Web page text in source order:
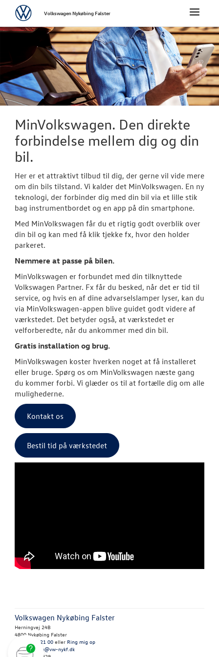
FORSIDE
NYE
NYE VAREBILER
BRUGTE BILER
VÆRKSTED
Hjulskifte
Koncepter og
Volkswagen
Kontrol af
Volkswagen
NYHEDER
Toggle
VolkswagenVolkswagen Nykøbing Falster
MinVolkswagen. Den direkte
forbindelse mellem dig og din
bil.
Her er et attraktivt tilbud til dig, der gerne vil vide mere
om din bils tilstand. Vi kalder det MinVolkswagen. En ny
teknologi, der forbinder dig med din bil via et lille stik
bag instrumentbordet og en app på din smartphone.
Med MinVolkswagen får du et rigtig godt overblik over
din bil og kan med få klik tjekke fx, hvor den holder
parkeret.
Nemmere at passe på bilen.
MinVolkswagen er forbundet med din tilknyttede
Volkswagen Partner. Fx får du besked, når det er tid til
service, og hvis en af dine advarselslamper lyser, kan du
via MinVolkswagen-appen blive guidet godt videre af
værkstedet. Det betyder også, at værkstedet er
velforberedte, når du ankommer med din bil.
Gratis installation og brug.
MinVolkswagen koster hverken noget at få installeret
eller bruge. Spørg os om MinVolkswagen næste gang
du kommer forbi. Vi glæder os til at fortælle dig om alle
mulighederne.
Kontakt os
Bestil tid på værkstedet
Volkswagen Nykøbing Falster
Herningvej 24B
4800 Nykøbing Falster
54 82 21 00 eller Ring mig op
E-mail: brian@vw-nykf.dk